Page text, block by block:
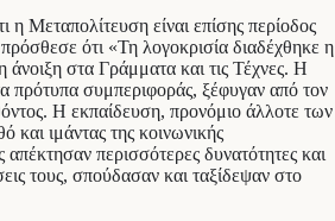
η Μεταπολίτευση είναι επίσης περίοδος
ότι «Τη λογοκρισία διαδέχθηκε η
άνοιξη στα Γράμματα και τις Τέχνες. Η
πρότυπα συμπεριφοράς, ξέφυγαν από τον
Η εκπαίδευση, προνόμιο άλλοτε των
και ιμάντας της κοινωνικής
απέκτησαν περισσότερες δυνατότητες και
τους, σπούδασαν και ταξίδεψαν στο